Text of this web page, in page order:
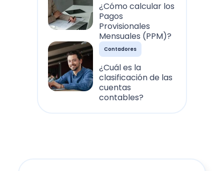
¿Cómo calcular los
Pagos
Provisionales
Mensuales (PPM)?
Contadores
¿Cuál es la
clasificación de las
cuentas
contables?